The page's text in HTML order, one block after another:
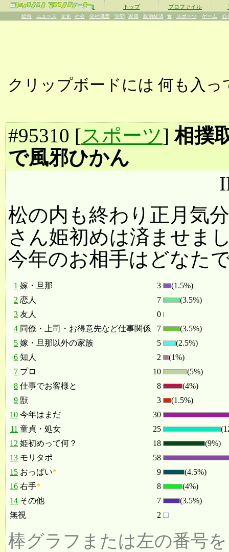
β トップ プロファイル
総合 ニュース 文化 社会 会社職業 学問 家電 政治経済 食 スポーツ ゲーム 心
クリップボードには 何も入っ
#95310 [スポーツ]相撲
で風邪ひかん
松の内も終わり正月気
さん姫初めは済ませま
今年のお相手はどなた
1 嫁・旦那 3
(1.5%)
2 恋人 7
(3.5%)
3 友人
0
4 同僚・上司・お得意先など仕事関係 7
(3.5%)
5 嫁・旦那以外の家族 5
(2.5%)
6 知人 2
(1%)
7 プロ 10
(5%)
8 仕事でお客様と 8
(4%)
9 獣 3
(1.5%)
10 今年はまだ
30
11 童貞・処女 25
12 姫初めって何？ 18
(9%)
13 モリタポ
58
15 おっぱい* 9
(4.5%)
16 右手* 8
(4%)
14 その他 7
(3.5%)
無視
2
棒グラフまたは左の番号